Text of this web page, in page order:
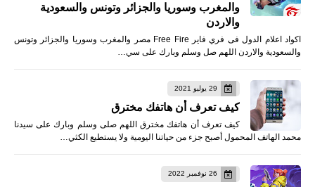
والمغرب وسوريا والجزائر وتونس والسعودية
والاردن
اكواد اعلام الدول فى فري فاير Free Fire مصر والمغرب وسوريا والجزائر وتونس
والسعودية والاردن اللهم صل وسلم وبارك على سي…
29 يوليو 2021
كيف تعرف أن هاتفك مخترق
كيف تعرف أن هاتفك مخترق اللهم صلى وسلم وبارك على سيدنا
محمد الهاتف المحمول أصبح جزء من حياتنا اليومية ولا يستطيع الكثي…
26 نوفمبر 2022